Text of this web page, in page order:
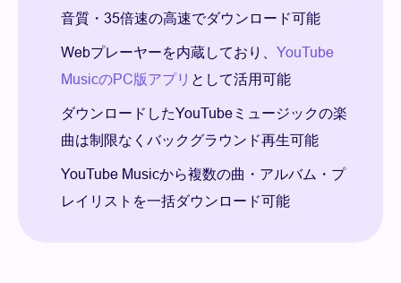
音質・35倍速の高速でダウンロード可能
Webプレーヤーを内蔵しており、 YouTube
MusicのPC版アプリ として活用可能
ダウンロードしたYouTubeミュージックの楽
曲は制限なくバックグラウンド再生可能
YouTube Musicから複数の曲・アルバム・プ
レイリストを一括ダウンロード可能